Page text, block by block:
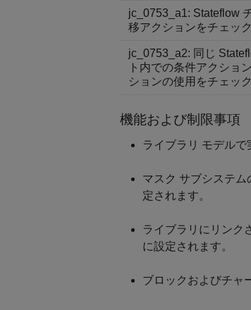
jc_0753_a1: Stateflow
移アクションをチェック
jc_0753_a2: 同じ
ト内での条件アクショ
ションの使用をチェック
機能および制限事項
ライブラリ モデルで
マスク サブシステ
定されます。
ライブラリにリンク
に設定されます。
ブロックおよびチャ